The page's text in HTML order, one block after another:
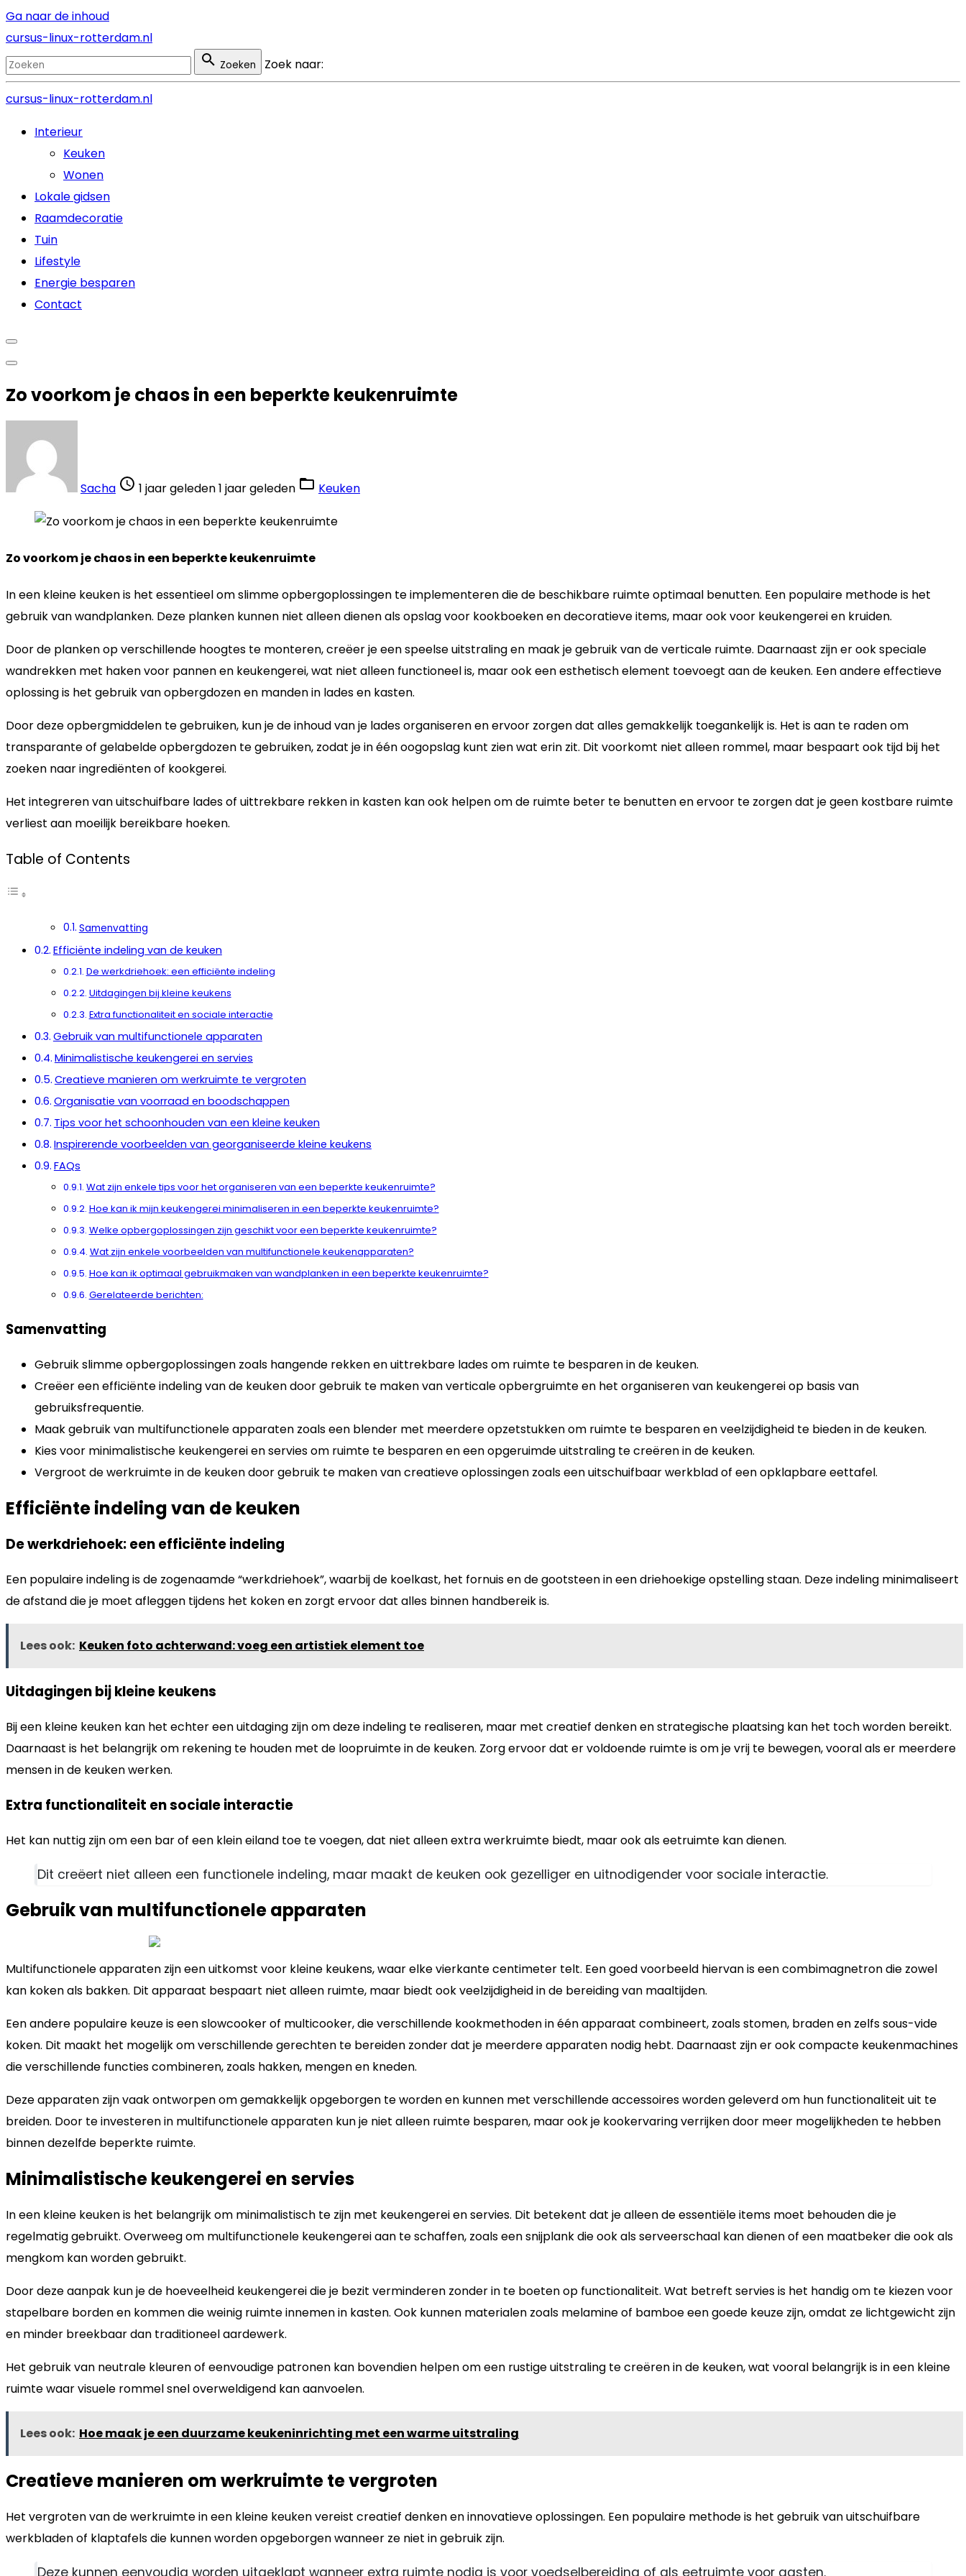
Ga naar de inhoud
cursus-linux-rotterdam.nl
Zoeken Zoek naar:
cursus-linux-rotterdam.nl
Interieur
Keuken
Wonen
Lokale gidsen
Raamdecoratie
Tuin
Lifestyle
Energie besparen
Contact
Zo voorkom je chaos in een beperkte keukenruimte
Sacha 1 jaar geleden1 jaar geleden Keuken
Zo voorkom je chaos in een beperkte keukenruimte
In een kleine keuken is het essentieel om slimme opbergoplossingen te implementeren die de beschikbare ruimte optimaal benutten. Een populaire methode is het
gebruik van wandplanken. Deze planken kunnen niet alleen dienen als opslag voor kookboeken en decoratieve items, maar ook voor keukengerei en kruiden.
Door de planken op verschillende hoogtes te monteren, creëer je een speelse uitstraling en maak je gebruik van de verticale ruimte. Daarnaast zijn er ook speciale
wandrekken met haken voor pannen en keukengerei, wat niet alleen functioneel is, maar ook een esthetisch element toevoegt aan de keuken. Een andere effectieve
oplossing is het gebruik van opbergdozen en manden in lades en kasten.
Door deze opbergmiddelen te gebruiken, kun je de inhoud van je lades organiseren en ervoor zorgen dat alles gemakkelijk toegankelijk is. Het is aan te raden om
transparante of gelabelde opbergdozen te gebruiken, zodat je in één oogopslag kunt zien wat erin zit. Dit voorkomt niet alleen rommel, maar bespaart ook tijd bij het
zoeken naar ingrediënten of kookgerei.
Het integreren van uitschuifbare lades of uittrekbare rekken in kasten kan ook helpen om de ruimte beter te benutten en ervoor te zorgen dat je geen kostbare ruimte
verliest aan moeilijk bereikbare hoeken.
Table of Contents
Samenvatting
Efficiënte indeling van de keuken
De werkdriehoek: een efficiënte indeling
Uitdagingen bij kleine keukens
Extra functionaliteit en sociale interactie
Gebruik van multifunctionele apparaten
Minimalistische keukengerei en servies
Creatieve manieren om werkruimte te vergroten
Organisatie van voorraad en boodschappen
Tips voor het schoonhouden van een kleine keuken
Inspirerende voorbeelden van georganiseerde kleine keukens
FAQs
Wat zijn enkele tips voor het organiseren van een beperkte keukenruimte?
Hoe kan ik mijn keukengerei minimaliseren in een beperkte keukenruimte?
Welke opbergoplossingen zijn geschikt voor een beperkte keukenruimte?
Wat zijn enkele voorbeelden van multifunctionele keukenapparaten?
Hoe kan ik optimaal gebruikmaken van wandplanken in een beperkte keukenruimte?
Gerelateerde berichten:
Samenvatting
Gebruik slimme opbergoplossingen zoals hangende rekken en uittrekbare lades om ruimte te besparen in de keuken.
Creëer een efficiënte indeling van de keuken door gebruik te maken van verticale opbergruimte en het organiseren van keukengerei op basis van
gebruiksfrequentie.
Maak gebruik van multifunctionele apparaten zoals een blender met meerdere opzetstukken om ruimte te besparen en veelzijdigheid te bieden in de keuken.
Kies voor minimalistische keukengerei en servies om ruimte te besparen en een opgeruimde uitstraling te creëren in de keuken.
Vergroot de werkruimte in de keuken door gebruik te maken van creatieve oplossingen zoals een uitschuifbaar werkblad of een opklapbare eettafel.
Efficiënte indeling van de keuken
De werkdriehoek: een efficiënte indeling
Een populaire indeling is de zogenaamde “werkdriehoek”, waarbij de koelkast, het fornuis en de gootsteen in een driehoekige opstelling staan. Deze indeling minimaliseert
de afstand die je moet afleggen tijdens het koken en zorgt ervoor dat alles binnen handbereik is.
Lees ook: Keuken foto achterwand: voeg een artistiek element toe
Uitdagingen bij kleine keukens
Bij een kleine keuken kan het echter een uitdaging zijn om deze indeling te realiseren, maar met creatief denken en strategische plaatsing kan het toch worden bereikt.
Daarnaast is het belangrijk om rekening te houden met de loopruimte in de keuken. Zorg ervoor dat er voldoende ruimte is om je vrij te bewegen, vooral als er meerdere
mensen in de keuken werken.
Extra functionaliteit en sociale interactie
Het kan nuttig zijn om een bar of een klein eiland toe te voegen, dat niet alleen extra werkruimte biedt, maar ook als eetruimte kan dienen.
Dit creëert niet alleen een functionele indeling, maar maakt de keuken ook gezelliger en uitnodigender voor sociale interactie.
Gebruik van multifunctionele apparaten
Multifunctionele apparaten zijn een uitkomst voor kleine keukens, waar elke vierkante centimeter telt. Een goed voorbeeld hiervan is een combimagnetron die zowel
kan koken als bakken. Dit apparaat bespaart niet alleen ruimte, maar biedt ook veelzijdigheid in de bereiding van maaltijden.
Een andere populaire keuze is een slowcooker of multicooker, die verschillende kookmethoden in één apparaat combineert, zoals stomen, braden en zelfs sous-vide
koken. Dit maakt het mogelijk om verschillende gerechten te bereiden zonder dat je meerdere apparaten nodig hebt. Daarnaast zijn er ook compacte keukenmachines
die verschillende functies combineren, zoals hakken, mengen en kneden.
Deze apparaten zijn vaak ontworpen om gemakkelijk opgeborgen te worden en kunnen met verschillende accessoires worden geleverd om hun functionaliteit uit te
breiden. Door te investeren in multifunctionele apparaten kun je niet alleen ruimte besparen, maar ook je kookervaring verrijken door meer mogelijkheden te hebben
binnen dezelfde beperkte ruimte.
Minimalistische keukengerei en servies
In een kleine keuken is het belangrijk om minimalistisch te zijn met keukengerei en servies. Dit betekent dat je alleen de essentiële items moet behouden die je
regelmatig gebruikt. Overweeg om multifunctionele keukengerei aan te schaffen, zoals een snijplank die ook als serveerschaal kan dienen of een maatbeker die ook als
mengkom kan worden gebruikt.
Door deze aanpak kun je de hoeveelheid keukengerei die je bezit verminderen zonder in te boeten op functionaliteit. Wat betreft servies is het handig om te kiezen voor
stapelbare borden en kommen die weinig ruimte innemen in kasten. Ook kunnen materialen zoals melamine of bamboe een goede keuze zijn, omdat ze lichtgewicht zijn
en minder breekbaar dan traditioneel aardewerk.
Het gebruik van neutrale kleuren of eenvoudige patronen kan bovendien helpen om een rustige uitstraling te creëren in de keuken, wat vooral belangrijk is in een kleine
ruimte waar visuele rommel snel overweldigend kan aanvoelen.
Lees ook: Hoe maak je een duurzame keukeninrichting met een warme uitstraling
Creatieve manieren om werkruimte te vergroten
Het vergroten van de werkruimte in een kleine keuken vereist creatief denken en innovatieve oplossingen. Een populaire methode is het gebruik van uitschuifbare
werkbladen of klaptafels die kunnen worden opgeborgen wanneer ze niet in gebruik zijn.
Deze kunnen eenvoudig worden uitgeklapt wanneer extra ruimte nodig is voor voedselbereiding of als eetruimte voor gasten.